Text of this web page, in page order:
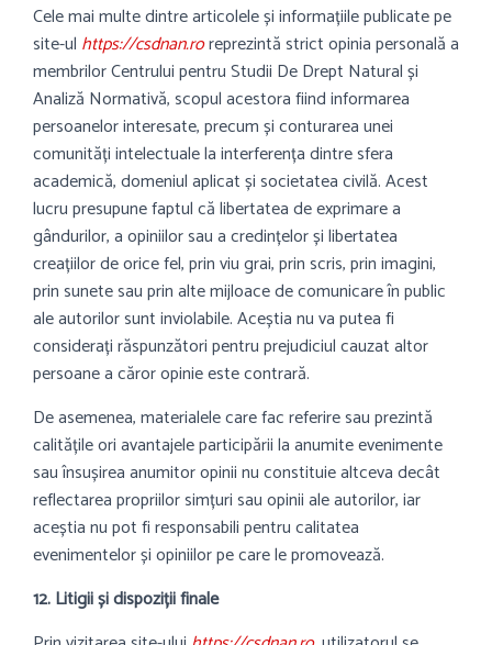
Cele mai multe dintre articolele și informațiile publicate pe
site-ul https://csdnan.roreprezintă strict opinia personală a
membrilor Centrului pentru Studii De Drept Natural și
Analiză Normativă, scopul acestora fiind informarea
persoanelor interesate, precum și conturarea unei
comunități intelectuale la interferența dintre sfera
academică, domeniul aplicat și societatea civilă. Acest
lucru presupune faptul că libertatea de exprimare a
gândurilor, a opiniilor sau a credințelor și libertatea
creațiilor de orice fel, prin viu grai, prin scris, prin imagini,
prin sunete sau prin alte mijloace de comunicare în public
ale autorilor sunt inviolabile. Aceștia nu va putea fi
considerați răspunzători pentru prejudiciul cauzat altor
persoane a căror opinie este contrară.
De asemenea, materialele care fac referire sau prezintă
calitățile ori avantajele participării la anumite evenimente
sau însușirea anumitor opinii nu constituie altceva decât
reflectarea propriilor simțuri sau opinii ale autorilor, iar
aceștia nu pot fi responsabili pentru calitatea
evenimentelor și opiniilor pe care le promovează.
12. Litigii și dispoziții finale